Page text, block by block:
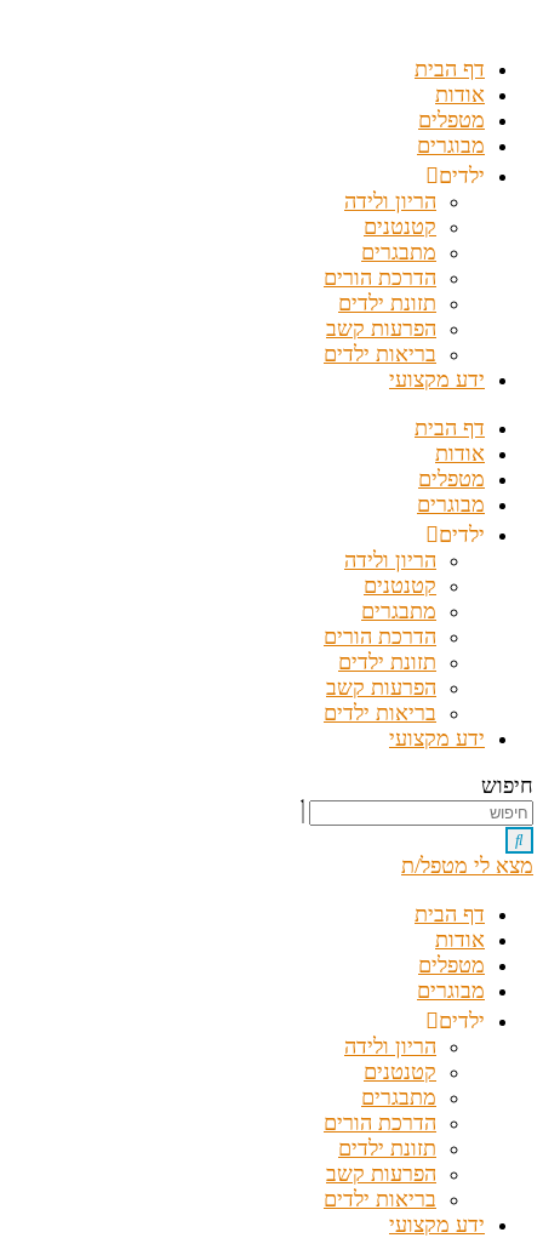
דף הבית
אודות
מטפלים
מבוגרים
ילדים
הריון ולידה
קטנטנים
מתבגרים
הדרכת הורים
תזונת ילדים
הפרעות קשב
בריאות ילדים
ידע מקצועי
דף הבית
אודות
מטפלים
מבוגרים
ילדים
הריון ולידה
קטנטנים
מתבגרים
הדרכת הורים
תזונת ילדים
הפרעות קשב
בריאות ילדים
ידע מקצועי
חיפוש
מצא לי מטפל/ת
דף הבית
אודות
מטפלים
מבוגרים
ילדים
הריון ולידה
קטנטנים
מתבגרים
הדרכת הורים
תזונת ילדים
הפרעות קשב
בריאות ילדים
ידע מקצועי